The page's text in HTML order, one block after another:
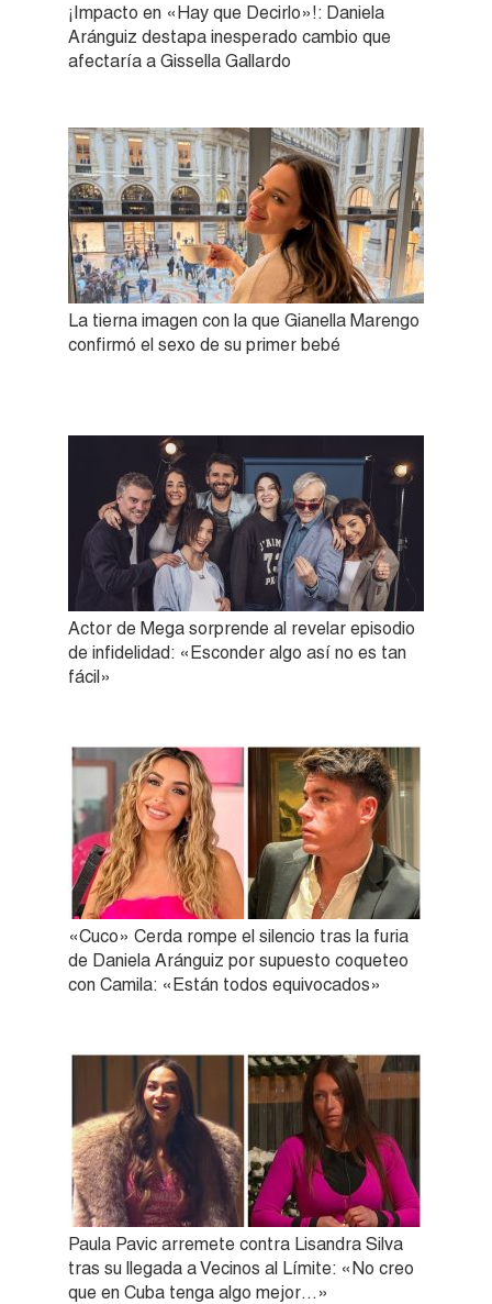
¡Impacto en «Hay que Decirlo»!: Daniela
Aránguiz destapa inesperado cambio que
afectaría a Gissella Gallardo
La tierna imagen con la que Gianella Marengo
confirmó el sexo de su primer bebé
Actor de Mega sorprende al revelar episodio
de infidelidad: «Esconder algo así no es tan
fácil»
«Cuco» Cerda rompe el silencio tras la furia
de Daniela Aránguiz por supuesto coqueteo
con Camila: «Están todos equivocados»
Paula Pavic arremete contra Lisandra Silva
tras su llegada a Vecinos al Límite: «No creo
que en Cuba tenga algo mejor…»